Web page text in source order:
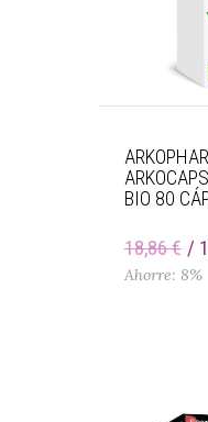
BIO 80
18,86 €
Ahorre: 8%